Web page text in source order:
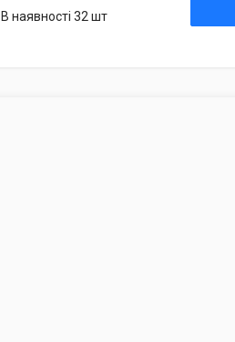
В наявності 32 шт